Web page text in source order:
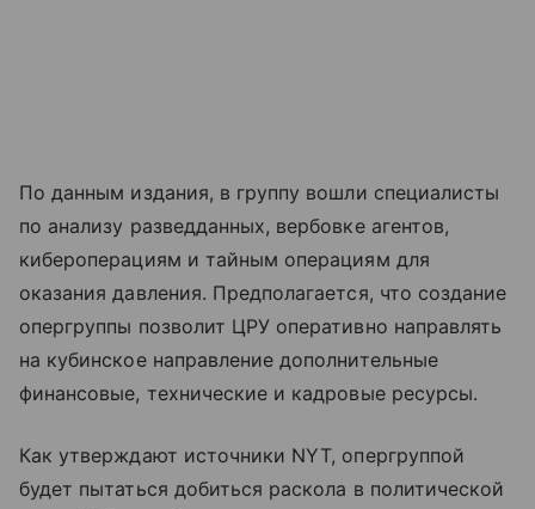
По данным издания, в группу вошли специалисты
по анализу разведданных, вербовке агентов,
кибероперациям и тайным операциям для
оказания давления. Предполагается, что создание
опергруппы позволит ЦРУ оперативно направлять
на кубинское направление дополнительные
финансовые, технические и кадровые ресурсы.
Как утверждают источники NYT, опергруппой
будет пытаться добиться раскола в политической